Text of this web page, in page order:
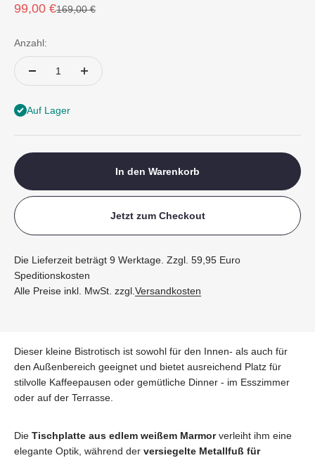
Angebot
99,00 €Regulärer Preis
169,00 €
Anzahl:
Auf Lager
In den Warenkorb
Jetzt zum Checkout
Die Lieferzeit beträgt 9 Werktage. Zzgl. 59,95 Euro
Speditionskosten
Alle Preise inkl. MwSt. zzgl. Versandkosten
Dieser kleine Bistrotisch ist sowohl für den Innen- als auch für
den Außenbereich geeignet und bietet ausreichend Platz für
stilvolle Kaffeepausen oder gemütliche Dinner - im Esszimmer
oder auf der Terrasse.
Die Tischplatte aus edlem weißem Marmorverleiht ihm eine
elegante Optik, während der versiegelte Metallfuß für